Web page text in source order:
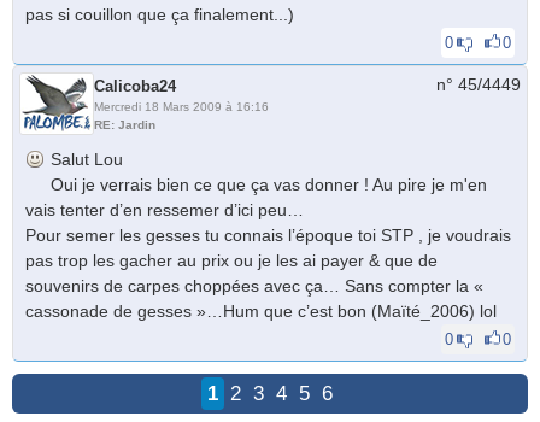
pas si couillon que ça finalement...)
0 0
Calicoba24
Mercredi 18 Mars 2009 à 16:16
RE: Jardin
n° 45/4449
Salut Lou
Oui je verrais bien ce que ça vas donner ! Au pire je m'en
vais tenter d’en ressemer d’ici peu…
Pour semer les gesses tu connais l’époque toi STP , je voudrais
pas trop les gacher au prix ou je les ai payer & que de
souvenirs de carpes choppées avec ça… Sans compter la «
cassonade de gesses »…Hum que c’est bon (Maïté_2006) lol
0 0
1 2 3 4 5 6